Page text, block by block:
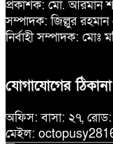
প্রকাশক: মো. আরমান
সম্পাদক: জিল্লুর রহমান
নির্বাহী সম্পাদক: মোঃ
যোগাযোগের ঠিকানা
অফিস: বাসা: ২৭, রোড:
মেইল: